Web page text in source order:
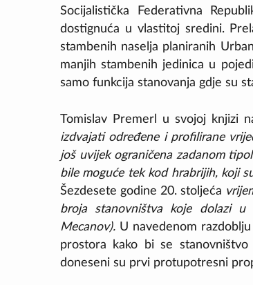
Socijalistička Federativna
dostignuća u vlastitoj sredini.
stambenih naselja planiranih
manjih stambenih jedinica u
samo funkcija stanovanja gdje su
Tomislav Premerl u svojoj knjizi
izdvajati određene i profilirane
još uvijek ograničena zadanom
bile moguće tek kod hrabrijih, koji
Šezdesete godine 20. stoljeća
broja stanovništva koje dolazi u
Mecanov). U navedenom
prostora kako bi se
doneseni su prvi protupotresni